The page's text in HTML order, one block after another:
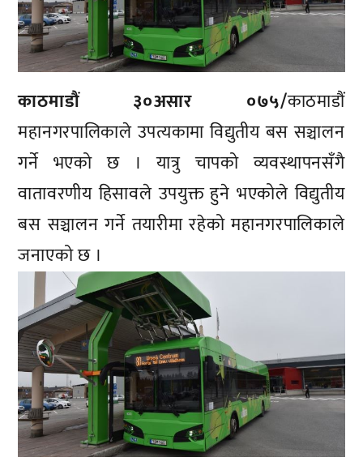
काठमाडौं ३०असार ०७५/काठमाडौं
महानगरपालिकाले उपत्यकामा विद्युतीय बस सञ्चालन
गर्ने भएको छ । यात्रु चापको व्यवस्थापनसँगै
वातावरणीय हिसावले उपयुक्त हुने भएकोले विद्युतीय
बस सञ्चालन गर्ने तयारीमा रहेको महानगरपालिकाले
जनाएको छ ।